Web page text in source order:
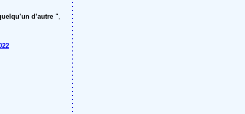
d’autre",